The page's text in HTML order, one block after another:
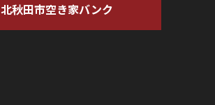
北秋田市空き家バンク